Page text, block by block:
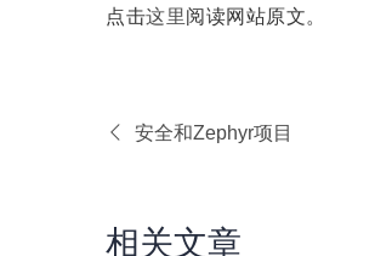
点击这里阅读网站原文。
安全和Zephyr项目
相关文章